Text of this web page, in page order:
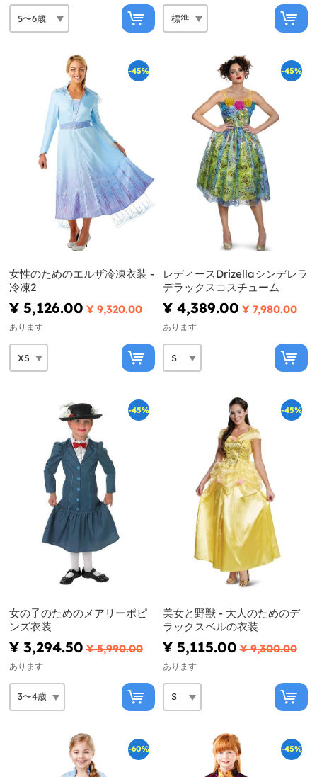
-45%
女性のためのエルザ冷凍衣装 -
冷凍2
¥ 5,126.00 ¥ 9,320.00
あります
-45%
レディースDrizellaシンデレラ
デラックスコスチューム
¥ 4,389.00 ¥ 7,980.00
あります
-45%
女の子のためのメアリーポピ
ンズ衣装
¥ 3,294.50 ¥ 5,990.00
あります
-45%
美女と野獣 - 大人のためのデ
ラックスベルの衣装
¥ 5,115.00 ¥ 9,300.00
あります
-60% -45%